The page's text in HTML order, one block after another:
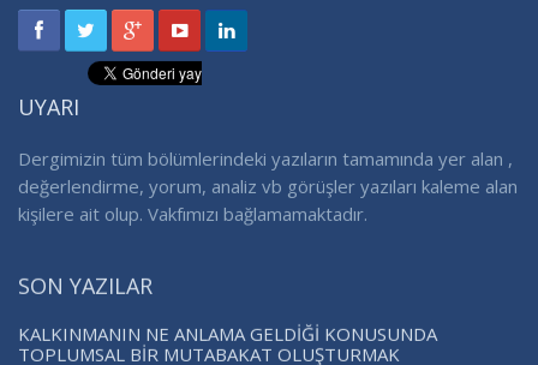
UYARI
Dergimizin tüm bölümlerindeki yazıların tamamında yer alan ,
değerlendirme, yorum, analiz vb görüşler yazıları kaleme alan
kişilere ait olup. Vakfımızı bağlamamaktadır.
SON YAZILAR
KALKINMANIN NE ANLAMA GELDİĞİ KONUSUNDA
TOPLUMSAL BİR MUTABAKAT OLUŞTURMAK